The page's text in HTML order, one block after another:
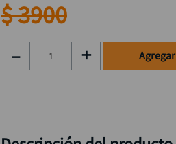
$3900
＋
－ Agregar